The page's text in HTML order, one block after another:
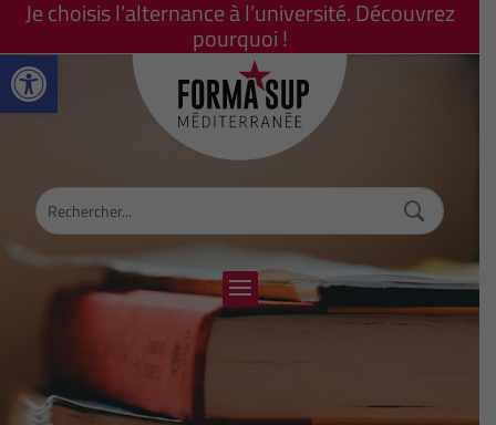
Ouvrir la barre d’outils
Je choisis l’alternance à l’université. Découvrez
pourquoi !